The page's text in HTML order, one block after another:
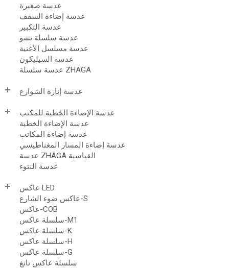
عدسة صغيرة
عدسة إضاءة السقف
عدسة التكبير
عدسة سلسلة تشو
عدسة مسلسل الأغنية
عدسة السيليكون
عدسة سلسلة ZHAGA
عدسة إنارة الشوارع
عدسة الإضاءة الخطية للمكتب
عدسة الإضاءة الخطية
عدسة إضاءة المكاتب
عدسة إضاءة المسار المغناطيسي
عدسة ZHAGA القياسية
عدسة النتوء
عاكس LED
عاكس ضوء الشارع-S
عاكس-COB
سلسلة عاكس-M1
سلسلة عاكس-K
سلسلة عاكس-H
سلسلة عاكس-G
سلسلة عاكس تانغ